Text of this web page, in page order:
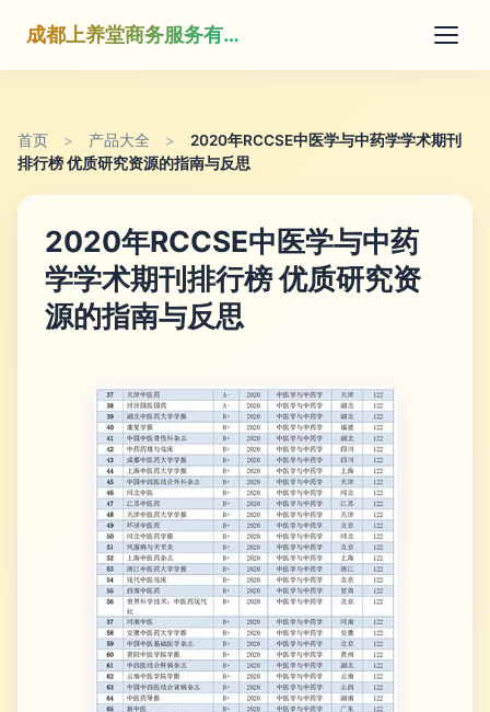
成都上养堂商务服务有限公司
首页 > 产品大全 >
2020年RCCSE中医学与中药学学术期刊
排行榜 优质研究资源的指南与反思
2020年RCCSE中医学与中药
学学术期刊排行榜 优质研究资
源的指南与反思